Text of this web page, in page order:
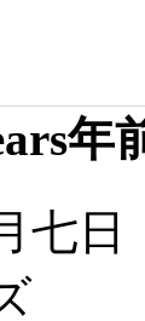
年
七日